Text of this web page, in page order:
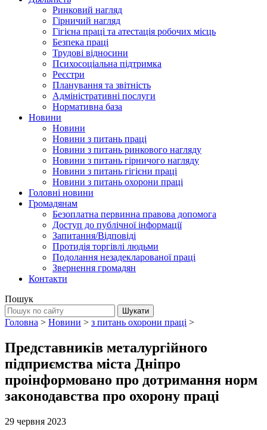
Ринковий нагляд
Гірничий нагляд
Гігієна праці та атестація робочих місць
Безпека праці
Трудові відносини
Психосоціальна підтримка
Реєстри
Планування та звітність
Адміністративні послуги
Нормативна база
Новини
Новини
Новини з питань праці
Новини з питань ринкового нагляду
Новини з питань гірничого нагляду
Новини з питань гігієни праці
Новини з питань охорони праці
Головні новини
Громадянам
Безоплатна первинна правова допомога
Доступ до публічної інформації
Запитання/Відповіді
Протидія торгівлі людьми
Подолання незадекларованої праці
Звернення громадян
Контакти
Пошук
Головна > Новини > з питань охорони праці >
Представників металургійного
підприємства міста Дніпро
проінформовано про дотримання норм
законодавства про охорону праці
29 червня 2023